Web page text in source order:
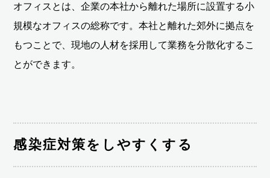
オフィスとは、企業の本社から離れた場所に設置する小
規模なオフィスの総称です。本社と離れた郊外に拠点を
もつことで、現地の人材を採用して業務を分散化するこ
とができます。
感染症対策をしやすくする